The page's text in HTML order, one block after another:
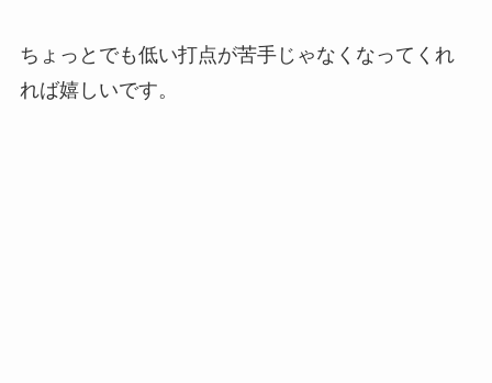
ちょっとでも低い打点が苦手じゃなくなってくれ
れば嬉しいです。